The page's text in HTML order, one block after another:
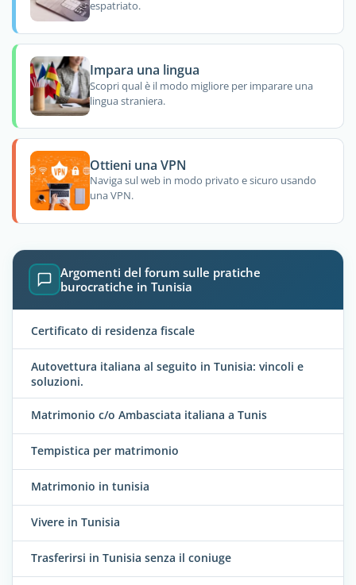
espatriato.
Impara una lingua
Scopri qual è il modo migliore per imparare una
lingua straniera.
Ottieni una VPN
Naviga sul web in modo privato e sicuro usando
una VPN.
Argomenti del forum sulle pratiche
burocratiche in Tunisia
Certificato di residenza fiscale
Autovettura italiana al seguito in Tunisia: vincoli e
soluzioni.
Matrimonio c/o Ambasciata italiana a Tunis
Tempistica per matrimonio
Matrimonio in tunisia
Vivere in Tunisia
Trasferirsi in Tunisia senza il coniuge